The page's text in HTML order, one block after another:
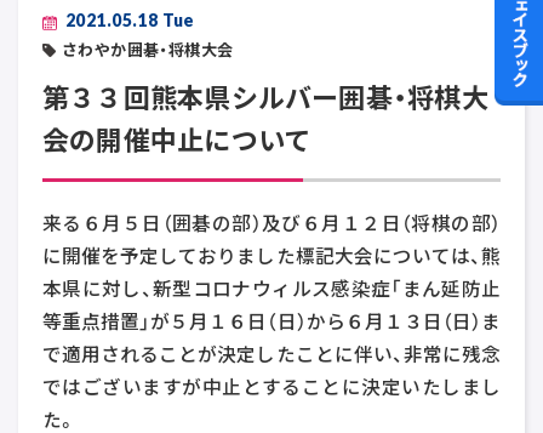
2021.05.18 Tue
さわやか囲碁・将棋大会
第３３回熊本県シルバー囲碁・将棋大
会の開催中止について
来る６月５日（囲碁の部）及び６月１２日（将棋の部）
に開催を予定しておりました標記大会については、熊
本県に対し、新型コロナウィルス感染症「まん延防止
等重点措置」が５月１６日（日）から６月１３日（日）ま
で適用されることが決定したことに伴い、非常に残念
ではございますが中止とすることに決定いたしまし
た。